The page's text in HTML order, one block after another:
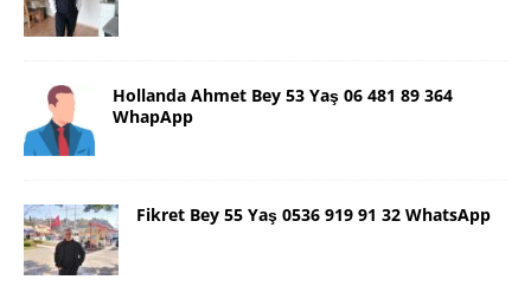
Hollanda Ahmet Bey 53 Yaş 06 481 89 364
WhapApp
Fikret Bey 55 Yaş 0536 919 91 32 WhatsApp